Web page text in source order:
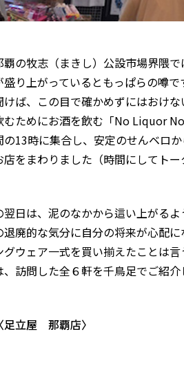
の牧志（まきし）公設市場界隈で
り上がっているともっぱらの噂で
ば、この目で確かめずにはおけな
むためにお酒を飲む「No Liquor
13時に集合し、安定のせんベロか
をまわりました（時間にしてト
日は、泥のなかから這い上がるよ
廃的な気分に自分の将来が心配に
ウェア一式を買い揃えたことは言
訪問した全６軒を千鳥足でご紹介
足立屋 那覇店〉